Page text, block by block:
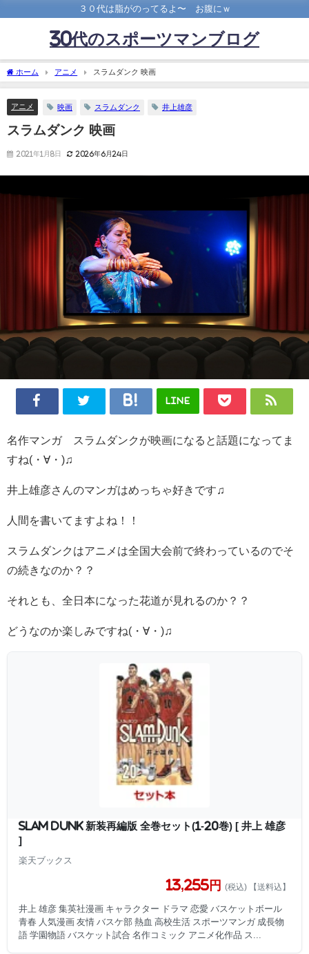
３０代は脂がのってるよ〜 お腹にｗ
30代のスポーツマンブログ
ホーム アニメ スラムダンク 映画
アニメ 映画 スラムダンク 井上雄彦
スラムダンク 映画
2021年1月8日 2026年6月24日
LINE
名作マンガ スラムダンクが映画になると話題になってま
すね(・∀・)♫
井上雄彦さんのマンガはめっちゃ好きです♫
人間を書いてますよね！！
スラムダンクはアニメは全国大会前で終わっているのでそ
の続きなのか？？
それとも、全日本になった花道が見れるのか？？
どうなのか楽しみですね(・∀・)♫
SLAM DUNK 新装再編版 全巻セット(1-20巻) [ 井上 雄彦
]
楽天ブックス
13,255円 (税込) 【送料込】
井上 雄彦 集英社漫画 キャラクター ドラマ 恋愛 バスケットボール
青春 人気漫画 友情 バスケ部 熱血 高校生活 スポーツマンガ 成長物
語 学園物語 バスケット試合 名作コミック アニメ化作品 ス...